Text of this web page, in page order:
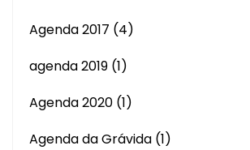
Agenda 2017 (4)
agenda 2019 (1)
Agenda 2020 (1)
Agenda da Grávida (1)